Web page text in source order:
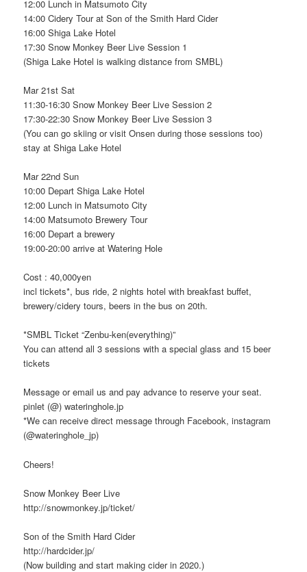
12:00 Lunch in Matsumoto City
14:00 Cidery Tour at Son of the Smith Hard Cider
16:00 Shiga Lake Hotel
17:30 Snow Monkey Beer Live Session 1
(Shiga Lake Hotel is walking distance from SMBL)
Mar 21st Sat
11:30-16:30 Snow Monkey Beer Live Session 2
17:30-22:30 Snow Monkey Beer Live Session 3
(You can go skiing or visit Onsen during those sessions too)
stay at Shiga Lake Hotel
Mar 22nd Sun
10:00 Depart Shiga Lake Hotel
12:00 Lunch in Matsumoto City
14:00 Matsumoto Brewery Tour
16:00 Depart a brewery
19:00-20:00 arrive at Watering Hole
Cost : 40,000yen
incl tickets*, bus ride, 2 nights hotel with breakfast buffet,
brewery/cidery tours, beers in the bus on 20th.
*SMBL Ticket “Zenbu-ken(everything)”
You can attend all 3 sessions with a special glass and 15 beer
tickets
Message or email us and pay advance to reserve your seat.
pinlet (@) wateringhole.jp
*We can receive direct message through Facebook, instagram
(@wateringhole_jp)
Cheers!
Snow Monkey Beer Live
http://snowmonkey.jp/ticket/
Son of the Smith Hard Cider
http://hardcider.jp/
(Now building and start making cider in 2020.)